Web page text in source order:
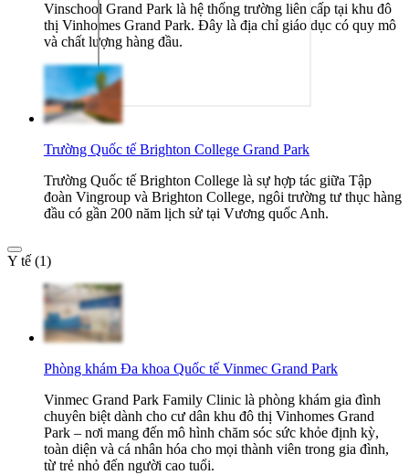
Vinschool Grand Park là hệ thống trường liên cấp tại khu đô
thị Vinhomes Grand Park. Đây là địa chỉ giáo dục có quy mô
và chất lượng hàng đầu.
Trường Quốc tế Brighton College Grand Park
Trường Quốc tế Brighton College là sự hợp tác giữa Tập
đoàn Vingroup và Brighton College, ngôi trường tư thục hàng
đầu có gần 200 năm lịch sử tại Vương quốc Anh.
Y tế (1)
Phòng khám Đa khoa Quốc tế Vinmec Grand Park
Vinmec Grand Park Family Clinic là phòng khám gia đình
chuyên biệt dành cho cư dân khu đô thị Vinhomes Grand
Park – nơi mang đến mô hình chăm sóc sức khỏe định kỳ,
toàn diện và cá nhân hóa cho mọi thành viên trong gia đình,
từ trẻ nhỏ đến người cao tuổi.